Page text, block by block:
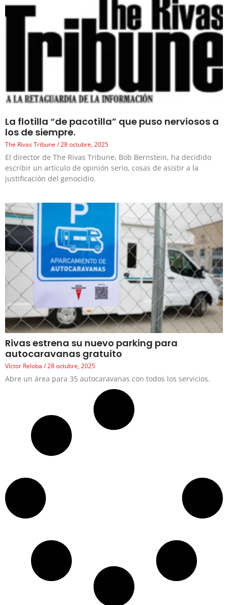
La flotilla “de pacotilla” que puso nerviosos a
los de siempre.
The Rivas Tribune 28 octubre, 2025
El director de The Rivas Tribune, Bob Bernstein, ha decidido
escribir un artículo de opinión serio, cosas de asistir a la
justificación del genocidio.
Rivas estrena su nuevo parking para
autocaravanas gratuito
Víctor Reloba 28 octubre, 2025
Abre un área para 35 autocaravanas con todos los servicios.